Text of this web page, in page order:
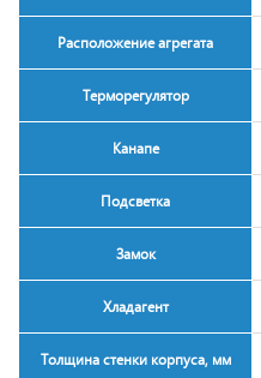
Расположение агрегата
Терморегулятор
Канапе
Подсветка
Замок
Хладагент
Толщина стенки корпуса, мм